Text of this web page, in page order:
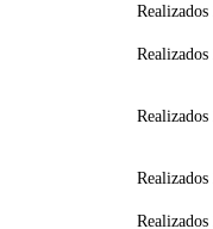
Realizados
Realizados
Realizados
Realizados
Realizados